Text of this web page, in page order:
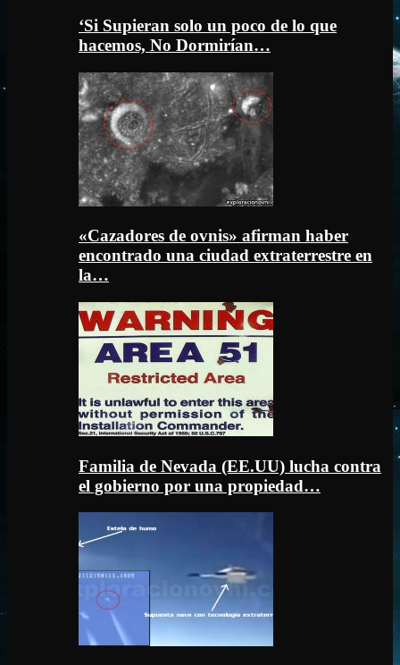
‘Si Supieran solo un poco de lo que
hacemos, No Dormirían…
«Cazadores de ovnis» afirman haber
encontrado una ciudad extraterrestre en
la…
Familia de Nevada (EE.UU) lucha contra
el gobierno por una propiedad…